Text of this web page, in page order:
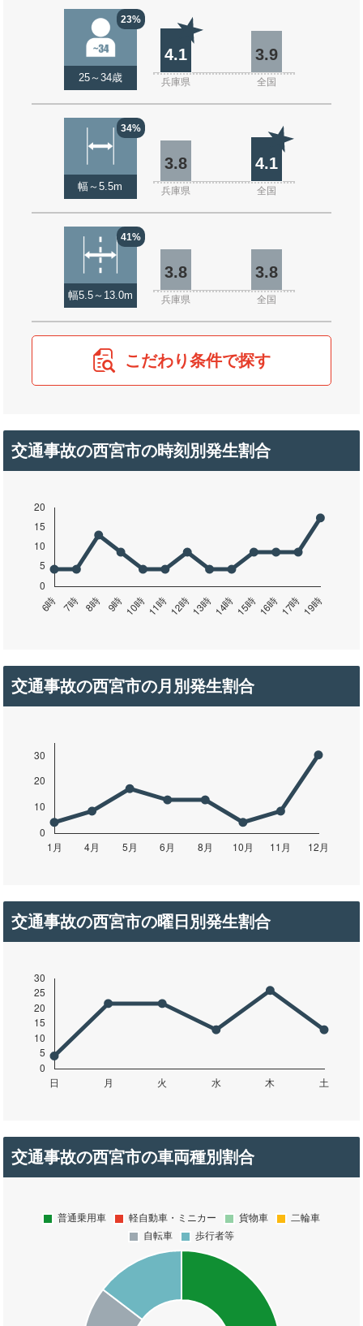
23%
25～34歳
4.1 3.9
兵庫県 全国
34%
幅～5.5m
3.8 4.1
兵庫県 全国
41%
幅5.5～13.0m
3.8 3.8
兵庫県 全国
こだわり条件で探す
交通事故の西宮市の時刻別発生割合
交通事故の西宮市の月別発生割合
交通事故の西宮市の曜日別発生割合
交通事故の西宮市の車両種別割合